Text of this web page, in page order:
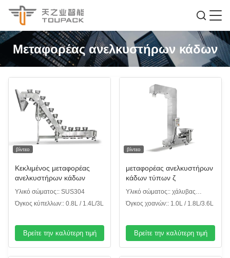
Μεταφορέας ανελκυστήρων κάδων
βίντεο
Κεκλιμένος μεταφορέας
ανελκυστήρων κάδων
Υλικό σώματος:: SUS304
Όγκος κύπελλων:: 0.8L / 1.4L/3L
Βρείτε την καλύτερη τιμή
βίντεο
μεταφορέας ανελκυστήρων
κάδων τύπων ζ
Υλικό σώματος:: χάλυβας
άνθρακα/SUS304
Όγκος χοανών:: 1.0L / 1.8L/3.6L
Βρείτε την καλύτερη τιμή